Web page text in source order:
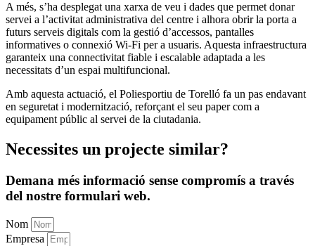
A més, s’ha desplegat una xarxa de veu i dades que permet donar
servei a l’activitat administrativa del centre i alhora obrir la porta a
futurs serveis digitals com la gestió d’accessos, pantalles
informatives o connexió Wi-Fi per a usuaris. Aquesta infraestructura
garanteix una connectivitat fiable i escalable adaptada a les
necessitats d’un espai multifuncional.
Amb aquesta actuació, el Poliesportiu de Torelló fa un pas endavant
en seguretat i modernització, reforçant el seu paper com a
equipament públic al servei de la ciutadania.
Necessites un projecte similar?
Demana més informació sense compromís a través
del nostre formulari web.
Nom
Empresa